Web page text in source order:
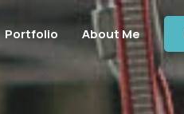
Portfolio About Me